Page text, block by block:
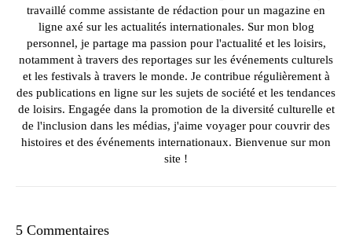
travaillé comme assistante de rédaction pour un magazine en
ligne axé sur les actualités internationales. Sur mon blog
personnel, je partage ma passion pour l'actualité et les loisirs,
notamment à travers des reportages sur les événements culturels
et les festivals à travers le monde. Je contribue régulièrement à
des publications en ligne sur les sujets de société et les tendances
de loisirs. Engagée dans la promotion de la diversité culturelle et
de l'inclusion dans les médias, j'aime voyager pour couvrir des
histoires et des événements internationaux. Bienvenue sur mon
site !
5 Commentaires